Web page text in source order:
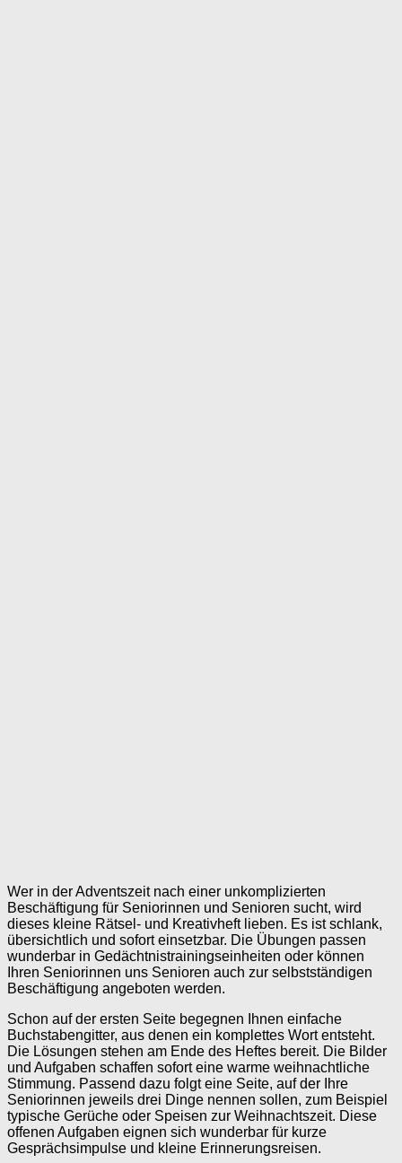
Wer in der Adventszeit nach einer unkomplizierten
Beschäftigung für Seniorinnen und Senioren sucht, wird
dieses kleine Rätsel- und Kreativheft lieben. Es ist schlank,
übersichtlich und sofort einsetzbar. Die Übungen passen
wunderbar in Gedächtnistrainingseinheiten oder können
Ihren Seniorinnen uns Senioren auch zur selbstständigen
Beschäftigung angeboten werden.
Schon auf der ersten Seite begegnen Ihnen einfache
Buchstabengitter, aus denen ein komplettes Wort entsteht.
Die Lösungen stehen am Ende des Heftes bereit. Die Bilder
und Aufgaben schaffen sofort eine warme weihnachtliche
Stimmung. Passend dazu folgt eine Seite, auf der Ihre
Seniorinnen jeweils drei Dinge nennen sollen, zum Beispiel
typische Gerüche oder Speisen zur Weihnachtszeit. Diese
offenen Aufgaben eignen sich wunderbar für kurze
Gesprächsimpulse und kleine Erinnerungsreisen.